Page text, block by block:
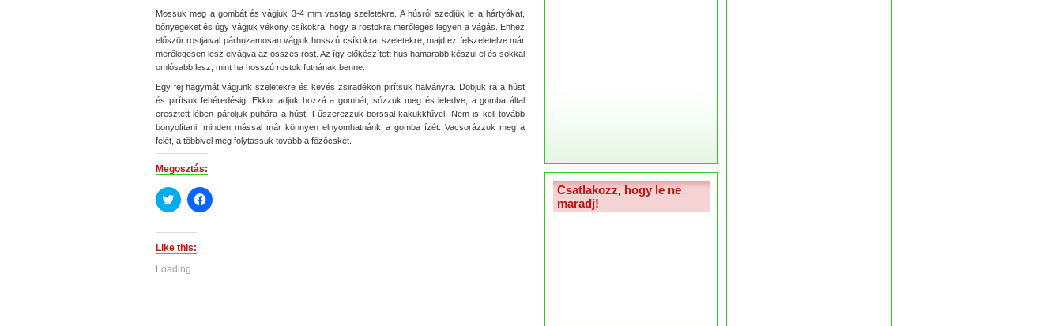
Mossuk meg a gombát és vágjuk 3-4 mm vastag szeletekre. A húsról szedjük le a hártyákat,
bőnyegeket és úgy vágjuk vékony csíkokra, hogy a rostokra merőleges legyen a vágás. Ehhez
először rostjaival párhuzamosan vágjuk hosszú csíkokra, szeletekre, majd ez felszeletelve már
merőlegesen lesz elvágva az összes rost. Az így előkészített hús hamarabb készül el és sokkal
omlósabb lesz, mint ha hosszú rostok futnának benne.
Egy fej hagymát vágjunk szeletekre és kevés zsiradékon pirítsuk halványra. Dobjuk rá a húst
és pirítsuk fehéredésig. Ekkor adjuk hozzá a gombát, sózzuk meg és lefedve, a gomba által
eresztett lében pároljuk puhára a húst. Fűszerezzük borssal kakukkfűvel. Nem is kell tovább
bonyolítani, minden mással már könnyen elnyomhatnánk a gomba ízét. Vacsorázzuk meg a
felét, a többivel meg folytassuk tovább a főzőcskét.
Megosztás:
Click
to
(Opens
in
new
Click
to
Like this:
Loading...
Csatlakozz, hogy le ne
maradj!